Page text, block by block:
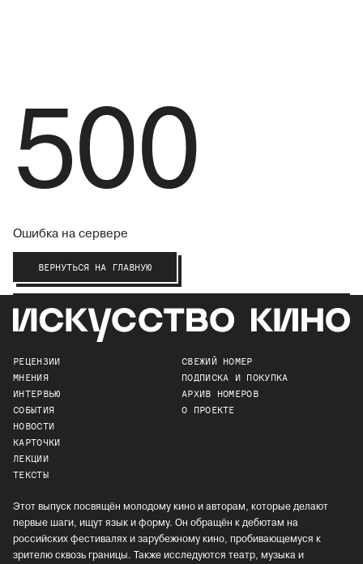
500
Ошибка на сервере
ВЕРНУТЬСЯ НА ГЛАВНУЮ
РЕЦЕНЗИИ
МНЕНИЯ
ИНТЕРВЬЮ
СОБЫТИЯ
НОВОСТИ
КАРТОЧКИ
ЛЕКЦИИ
ТЕКСТЫ
СВЕЖИЙ НОМЕР
ПОДПИСКА И ПОКУПКА
АРХИВ НОМЕРОВ
О ПРОЕКТЕ
Этот выпуск посвящён молодому кино и авторам, которые делают
первые шаги, ищут язык и форму. Он обращён к дебютам на
российских фестивалях и зарубежному кино, пробивающемуся к
зрителю сквозь границы. Также исследуются театр, музыка и